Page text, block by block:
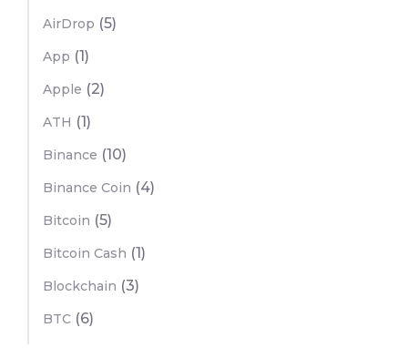
AirDrop (5)
App (1)
Apple (2)
ATH (1)
Binance (10)
Binance Coin (4)
Bitcoin (5)
Bitcoin Cash (1)
Blockchain (3)
BTC (6)